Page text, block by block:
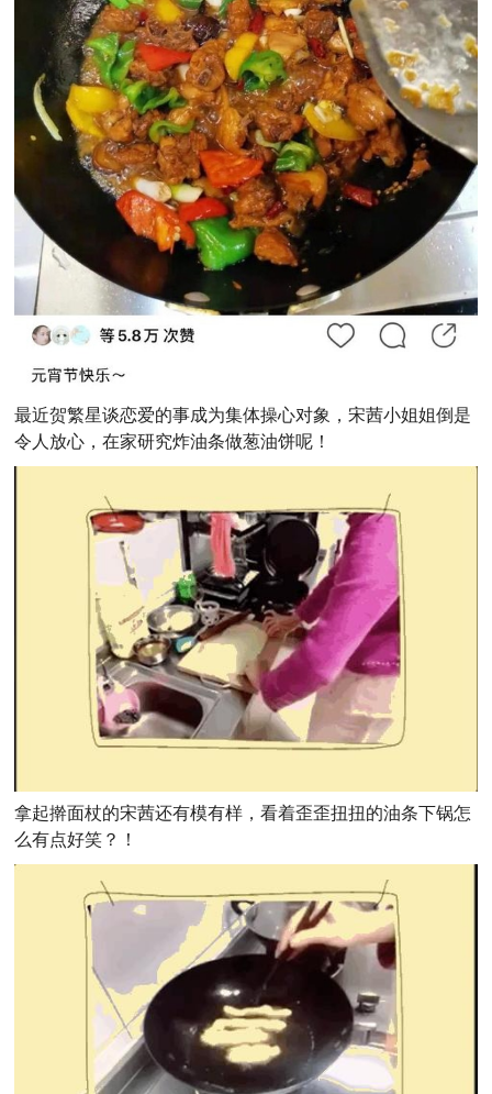
最近贺繁星谈恋爱的事成为集体操心对象，宋茜小姐姐倒是
令人放心，在家研究炸油条做葱油饼呢！
拿起擀面杖的宋茜还有模有样，看着歪歪扭扭的油条下锅怎
么有点好笑？！